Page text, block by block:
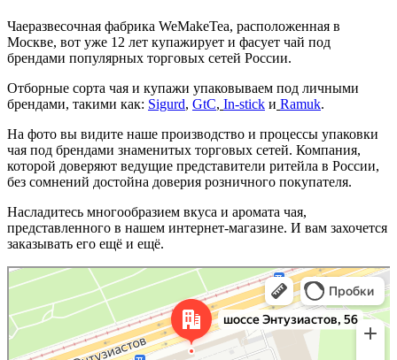
Чаеразвесочная фабрика WeMakeTea, расположенная в
Москве, вот уже 12 лет купажирует и фасует чай под
брендами популярных торговых сетей России.
Отборные сорта чая и купажи упаковываем под личными
брендами, такими как: Sigurd, GtC, In-stick и Ramuk.
На фото вы видите наше производство и процессы упаковки
чая под брендами знаменитых торговых сетей. Компания,
которой доверяют ведущие представители ритейла в России,
без сомнений достойна доверия розничного покупателя.
Насладитесь многообразием вкуса и аромата чая,
представленного в нашем интернет-магазине. И вам захочется
заказывать его ещё и ещё.
Москва
Шоссе Энтузиастов, 56 — Яндекс.Карты